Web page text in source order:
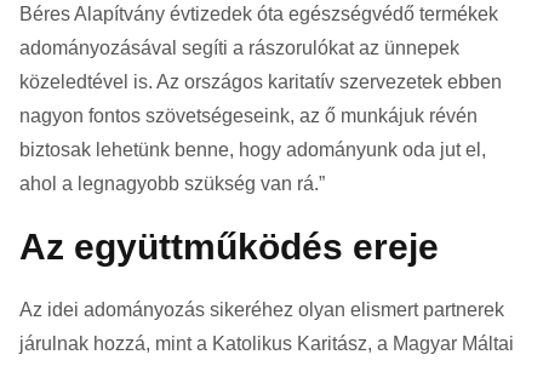
Béres Alapítvány évtizedek óta egészségvédő termékek
adományozásával segíti a rászorulókat az ünnepek
közeledtével is. Az országos karitatív szervezetek ebben
nagyon fontos szövetségeseink, az ő munkájuk révén
biztosak lehetünk benne, hogy adományunk oda jut el,
ahol a legnagyobb szükség van rá.”
Az együttműködés ereje
Az idei adományozás sikeréhez olyan elismert partnerek
járulnak hozzá, mint a Katolikus Karitász, a Magyar Máltai